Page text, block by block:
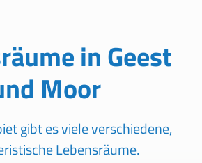
in Geest
Moor
gibt es viele verschiedene,
Lebensräume.